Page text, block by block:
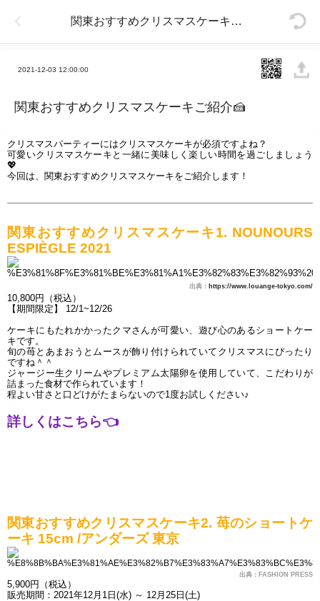
関東おすすめクリスマスケーキご紹介🍰
2021-12-03 12:00:00
関東おすすめクリスマスケーキご紹介🍰
クリスマスパーティーにはクリスマスケーキが必須ですよね？
可愛いクリスマスケーキと一緒に美味しく楽しい時間を過ごしましょう
💖
今回は、 関東おすすめクリスマスケーキをご紹介します！
関東おすすめクリスマスケーキ1. NOUNOURS
ESPIÈGLE 2021
出典： https://www.louange-tokyo.com/
10,800円（税込）
【期間限定】 12/1~12/26
ケーキにもたれかかったクマさんが可愛い、遊び心のあるショートケー
キです。
旬の苺とあまおうとムースが飾り付けられていてクリスマスにぴったり
ですね＾＾
ジャージー生クリームやプレミアム太陽卵を使用していて、こだわりが
詰まった食材で作られています！
程よい甘さと口どけがたまらないので1度お試しください♪
詳しくはこちら👈
関東おすすめクリスマスケーキ2. 苺のショートケ
ーキ 15cm /アンダーズ 東京
出典：FASHION PRESS
5,900円（税込）
販売期間：2021年12月1日(水) ～ 12月25日(土)